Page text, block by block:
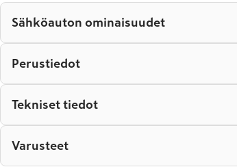
Sähköauton ominaisuudet
Perustiedot
Tekniset tiedot
Varusteet